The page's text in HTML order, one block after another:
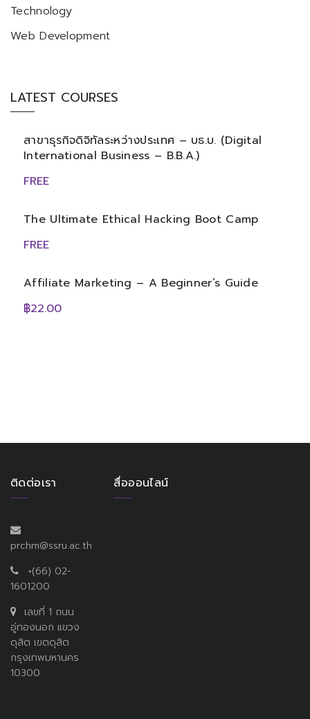
Technology
Web Development
LATEST COURSES
สาขาธุรกิจดิจิทัลระหว่างประเทศ – บธ.บ. (Digital
International Business – B.B.A.)
FREE
The Ultimate Ethical Hacking Boot Camp
FREE
Affiliate Marketing – A Beginner’s Guide
฿22.00
ติดต่อเรา
prchm@ssru.ac.th
+(66) 02-
1601200
เลขที่ 1 ถนน
อู่ทองนอก แขวง
ดุสิต เขตดุสิต
กรุงเทพมหานคร
10300
สื่อออนไลน์